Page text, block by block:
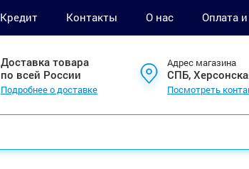
Кредит Контакты О нас Оплата
Доставка товара
по всей России
Подробнее о доставке
Адрес магазина
СПБ,
Посмотреть